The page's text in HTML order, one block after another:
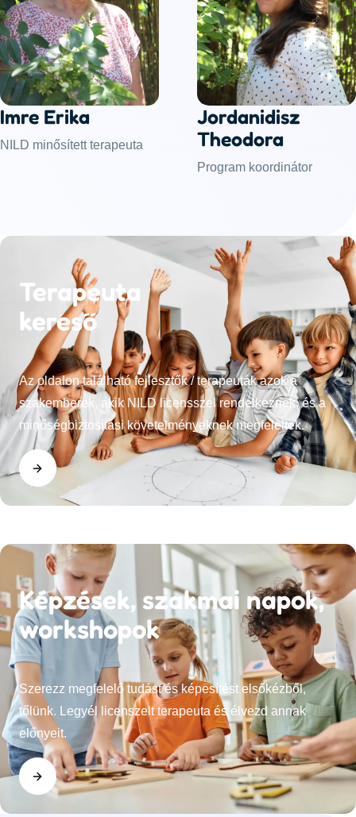
Imre Erika
NILD minősített terapeuta
Jordanidisz
Theodora
Program koordinátor
Terapeuta
kereső
Az oldalon található fejlesztők / terapeuták azok a
szakemberek, akik NILD licensszel rendelkeznek, és a
minőségbiztosítási követelményeknek megfeleltek.
Terapeuták
Képzések, szakmai napok,
workshopok
Szerezz megfelelő tudást és képesítést elsőkézből,
tőlünk. Legyél licenszelt terapeuta és élvezd annak
előnyeit.
Képzések